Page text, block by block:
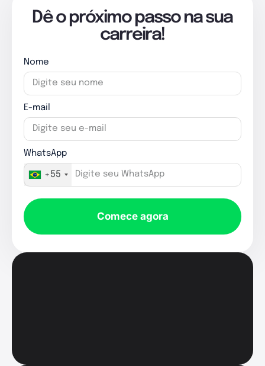
Dê o próximo passo na sua
carreira!
Nome
E-mail
WhatsApp
+55
Comece agora